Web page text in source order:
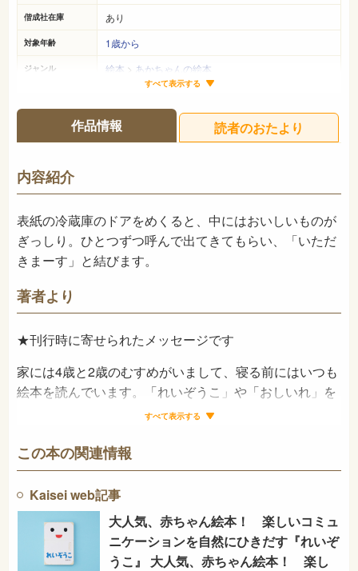
偕成社在庫 あり
対象年齢 1歳から
ジャンル 絵本 > あかちゃんの絵本
19ページ
ISBN 978-4-03-102710-6
NDC
発売日 2009年4月
すべて表示する
作品情報 読者のおたより
内容紹介
表紙の冷蔵庫のドアをめくると、中にはおいしいものが
ぎっしり。ひとつずつ呼んで出てきてもらい、「いただ
きまーす」と結びます。
著者より
★刊行時に寄せられたメッセージです
家には4歳と2歳のむすめがいまして、寝る前にはいつも
絵本を読んでいます。「れいぞうこ」や「おしいれ」を
読むと、うちの娘達はページごとに「はーい」と元気に
を覚えてしまって逆に僕に読み聞かせてくれます。
「れいぞうこ」では食べる事を、「おしいれ」では寝る
事を、たのしんでもらえたらなあと思っています。
食べる事が苦手な子やなかなか寝付けない子も、この絵
本をきっかけにスムーズに食べたり寝たりすることがで
きたらうれしいです。
すべて表示する
この本の関連情報
Kaisei web記事
大人気、赤ちゃん絵本！ 楽しいコミュ
ニケーションを自然にひきだす『れいぞ
うこ』 大人気、赤ちゃん絵本！ 楽し